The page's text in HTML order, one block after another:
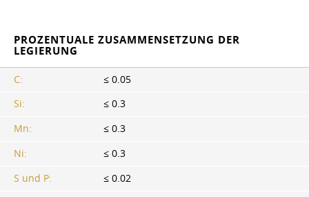
PROZENTUALE ZUSAMMENSETZUNG DER
LEGIERUNG
C:
≤ 0.05
Si:
≤ 0.3
Mn:
≤ 0.3
Ni:
≤ 0.3
S und P:
≤ 0.02